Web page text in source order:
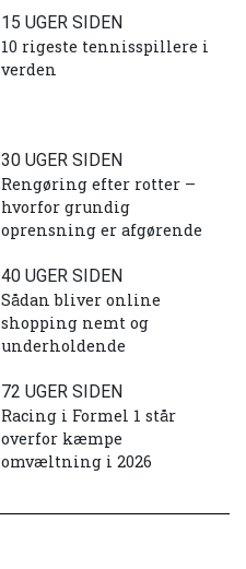
15 UGER SIDEN
10 rigeste tennisspillere i
verden
30 UGER SIDEN
Rengøring efter rotter –
hvorfor grundig
oprensning er afgørende
40 UGER SIDEN
Sådan bliver online
shopping nemt og
underholdende
72 UGER SIDEN
Racing i Formel 1 står
overfor kæmpe
omvæltning i 2026